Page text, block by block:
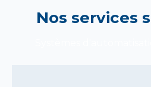
Nos services